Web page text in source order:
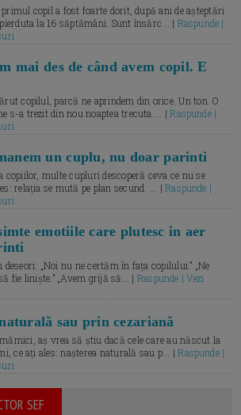
copil a fost foarte dorit, după ani de așteptări
la 16 săptămâni. Sunt însărc... | Raspunde |
mai des de când avem copil. E
copilul, parcă ne aprindem din orice. Un ton. O
s-a trezit din nou noaptea trecuta.... |Raspunde |
un cuplu, nu doar parinti
copiilor, multe cupluri descoperă ceva ce nu se
relația se mută pe plan secund. ... |Raspunde |
emotiile care plutesc in aer
„Noi nu ne certăm în fața copilului.” „Ne
fie liniște.” „Avem grijă să... | Raspunde | Vezi
sau prin cezariană
aș vrea să știu dacă cele care au născut la
ce ați ales: nașterea naturală sau p... |Raspunde |
SEF